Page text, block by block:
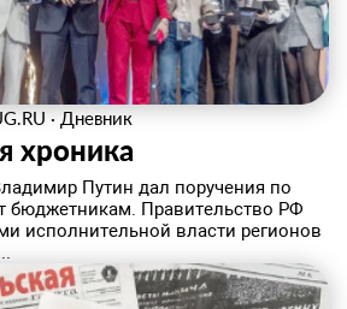
· Дневник
хроника
Путин дал поручения по
бюджетникам. Правительство РФ
исполнительной власти регионов